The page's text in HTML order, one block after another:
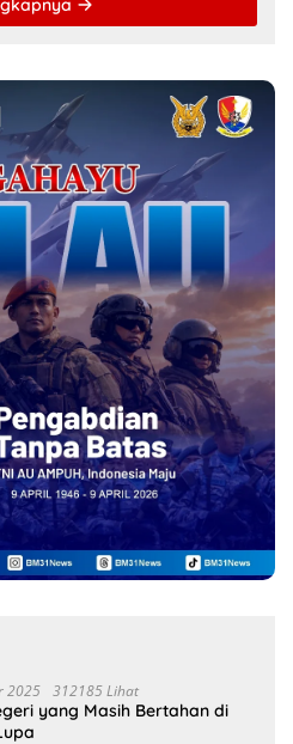
2025 312185 Lihat
yang Masih Bertahan di